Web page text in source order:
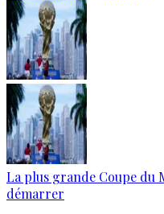
La plus grande Coupe du
démarrer